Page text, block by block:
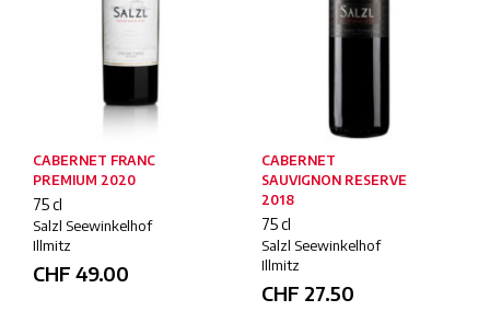
CABERNET FRANC
PREMIUM 2020
75 cl
Salzl Seewinkelhof
Illmitz
CHF 49.00
CABERNET
SAUVIGNON RESERVE
2018
75 cl
Salzl Seewinkelhof
Illmitz
CHF 27.50